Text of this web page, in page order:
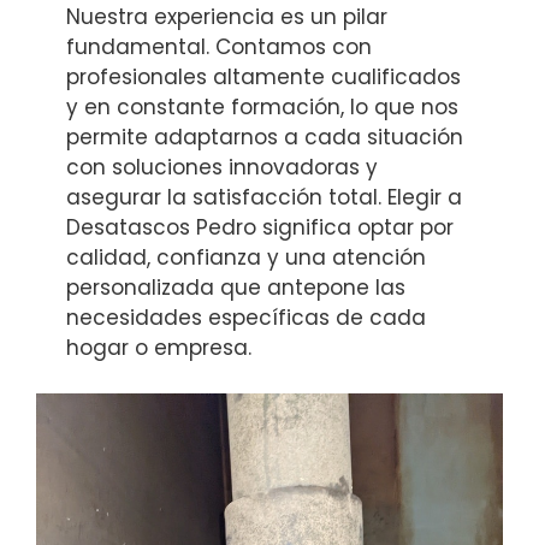
Nuestra experiencia es un pilar
fundamental. Contamos con
profesionales altamente cualificados
y en constante formación, lo que nos
permite adaptarnos a cada situación
con soluciones innovadoras y
asegurar la satisfacción total. Elegir a
Desatascos Pedro significa optar por
calidad, confianza y una atención
personalizada que antepone las
necesidades específicas de cada
hogar o empresa.